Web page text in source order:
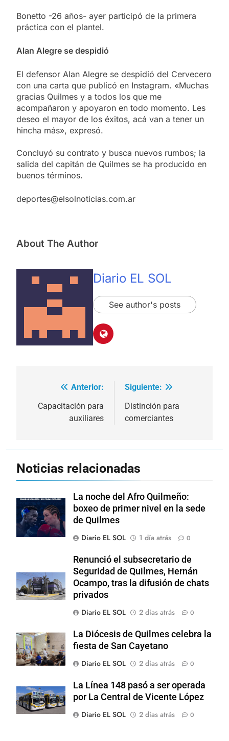
Bonetto -26 años- ayer participó de la primera
práctica con el plantel.
Alan Alegre se despidió
El defensor Alan Alegre se despidió del Cervecero
con una carta que publicó en Instagram. «Muchas
gracias Quilmes y a todos los que me
acompañaron y apoyaron en todo momento. Les
deseo el mayor de los éxitos, acá van a tener un
hincha más», expresó.
Concluyó su contrato y busca nuevos rumbos; la
salida del capitán de Quilmes se ha producido en
buenos términos.
deportes@elsolnoticias.com.ar
About The Author
Diario EL SOL
See author's posts
Navegación
de
Anterior:
Capacitación para
auxiliares
Siguiente:
Distinción para
comerciantes
Noticias relacionadas
La noche del Afro Quilmeño:
boxeo de primer nivel en la sede
de Quilmes
Diario EL SOL
1 día atrás 0
Renunció el subsecretario de
Seguridad de Quilmes, Hernán
Ocampo, tras la difusión de chats
privados
Diario EL SOL
2 días atrás 0
La Diócesis de Quilmes celebra la
fiesta de San Cayetano
Diario EL SOL
2 días atrás 0
La Línea 148 pasó a ser operada
por La Central de Vicente López
Diario EL SOL
2 días atrás 0